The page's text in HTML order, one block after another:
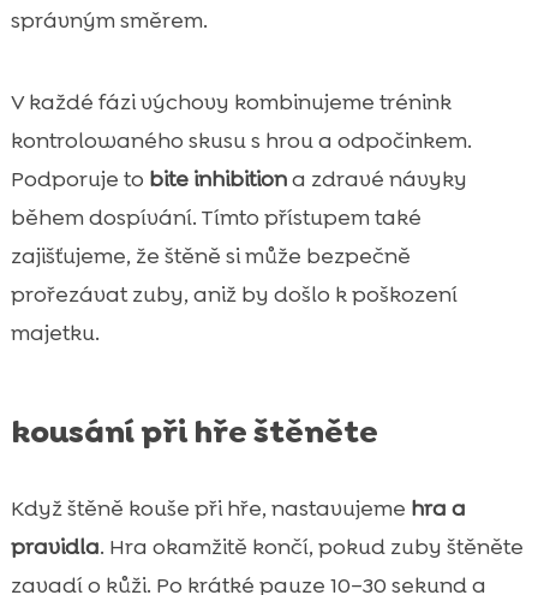
správným směrem.
V každé fázi výchovy kombinujeme trénink
kontrolowaného skusu s hrou a odpočinkem.
Podporuje to bite inhibitiona zdravé návyky
během dospívání. Tímto přístupem také
zajišťujeme, že štěně si může bezpečně
prořezávat zuby, aniž by došlo k poškození
majetku.
kousání při hře štěněte
Když štěně kouše při hře, nastavujeme hra a
pravidla. Hra okamžitě končí, pokud zuby štěněte
zavadí o kůži. Po krátké pauze 10–30 sekund a